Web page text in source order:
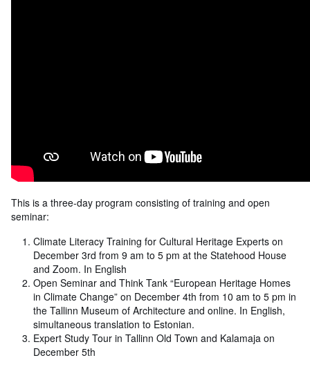
This is a three-day program consisting of training and open
seminar:
Climate Literacy Training for Cultural Heritage Experts on
December 3rd from 9 am to 5 pm at the Statehood House
and Zoom. In English
Open Seminar and Think Tank “European Heritage Homes
in Climate Change” on December 4th from 10 am to 5 pm in
the Tallinn Museum of Architecture and online. In English,
simultaneous translation to Estonian.
Expert Study Tour in Tallinn Old Town and Kalamaja on
December 5th